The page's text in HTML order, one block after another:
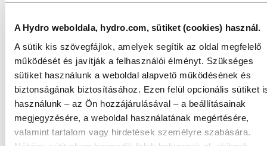
A Hydro weboldala, hydro.com, sütiket (cookies) használ.
A sütik kis szövegfájlok, amelyek segítik az oldal megfelelő
működését és javítják a felhasználói élményt. Szükséges
sütiket használunk a weboldal alapvető működésének és
biztonságának biztosításához. Ezen felül opcionális sütiket
használunk – az Ön hozzájárulásával – a beállításainak
megjegyzésére, a weboldal használatának megértésére,
valamint tartalom vagy hirdetések személyre szabására.